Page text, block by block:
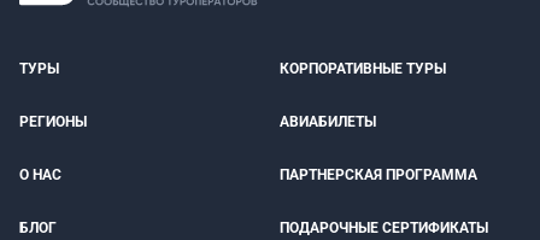
ТУРЫ КОРПОРАТИВНЫЕ ТУРЫ
РЕГИОНЫ АВИАБИЛЕТЫ
О НАС ПАРТНЕРСКАЯ ПРОГРАММА
БЛОГ ПОДАРОЧНЫЕ СЕРТИФИКАТЫ